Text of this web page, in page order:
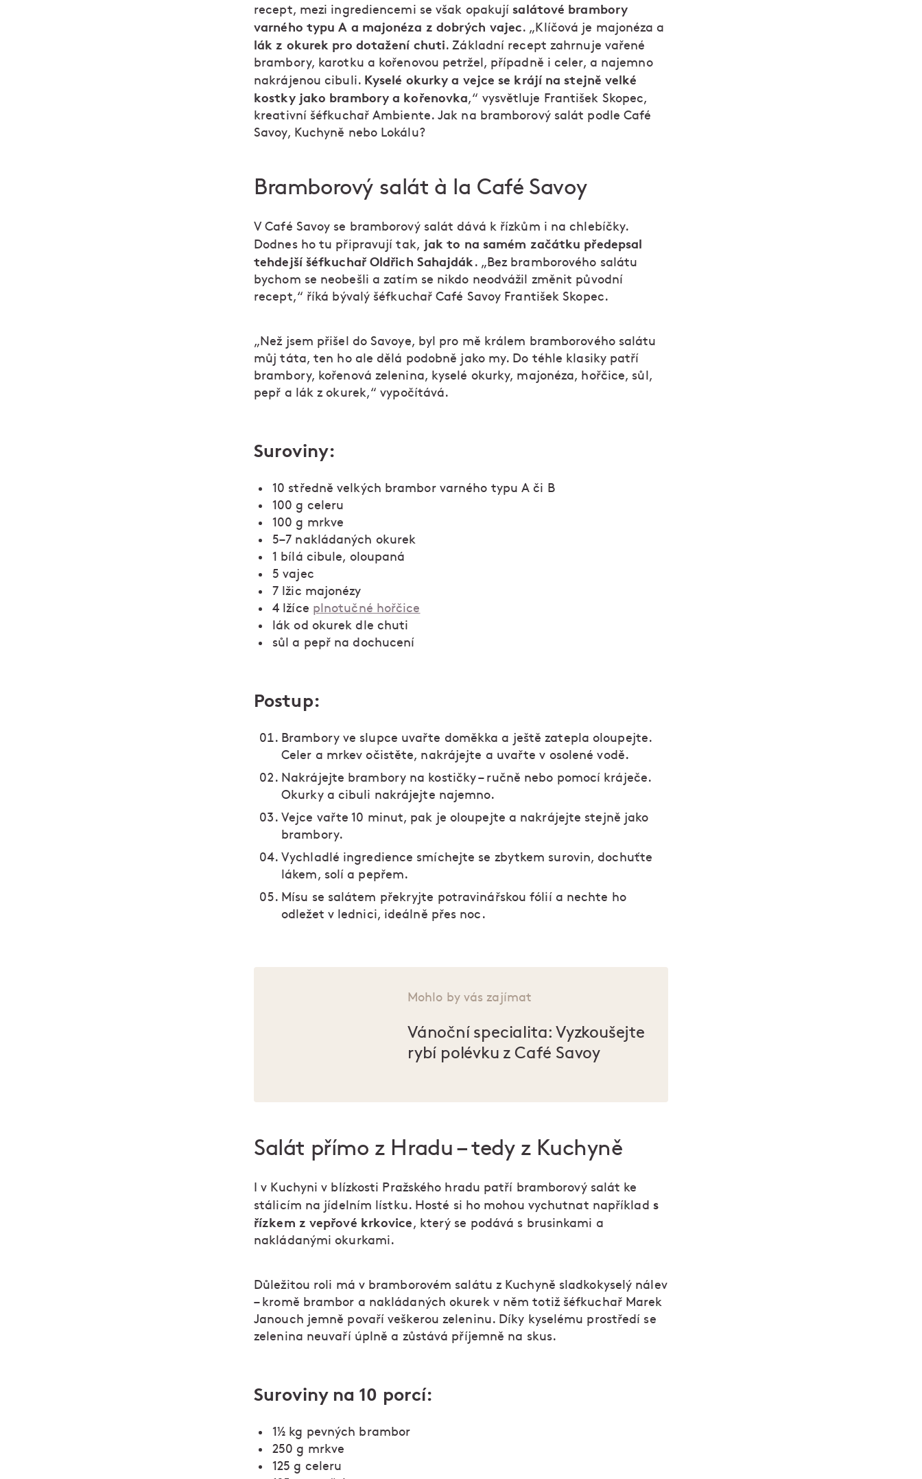
recept, mezi ingrediencemi se však opakujísalátové brambory
varného typu A a majonéza z dobrých vajec. „Klíčová je majonéza a
lák z okurek pro dotažení chuti. Základní recept zahrnuje vařené
brambory, karotku a kořenovou petržel, případně i celer, a najemno
nakrájenou cibuli. Kyselé okurky a vejce se krájí na stejně velké
kostky jako brambory a kořenovka,“ vysvětluje František Skopec,
kreativní šéfkuchař Ambiente. Jak na bramborový salát podle Café
Savoy, Kuchyně nebo Lokálu?
Bramborový salát à la Café Savoy
V Café Savoy se bramborový salát dává k řízkům i na chlebíčky.
Dodnes ho tu připravují tak, jak to na samém začátku předepsal
tehdejší šéfkuchař Oldřich Sahajdák. „Bez bramborového salátu
bychom se neobešli a zatím se nikdo neodvážil změnit původní
recept,“ říká bývalý šéfkuchař Café Savoy František Skopec.
„Než jsem přišel do Savoye, byl pro mě králem bramborového salátu
můj táta, ten ho ale dělá podobně jako my. Do téhle klasiky patří
brambory, kořenová zelenina, kyselé okurky, majonéza, hořčice, sůl,
pepř a lák z okurek,“ vypočítává.
Suroviny:
10 středně velkých brambor varného typu A či B
100 g celeru
100 g mrkve
5–7 nakládaných okurek
1 bílá cibule, oloupaná
5 vajec
7 lžic majonézy
4 lžíce plnotučné hořčice
lák od okurek dle chuti
sůl a pepř na dochucení
Postup:
Brambory ve slupce uvařte doměkka a ještě zatepla oloupejte.
Celer a mrkev očistěte, nakrájejte a uvařte v osolené vodě.
Nakrájejte brambory na kostičky – ručně nebo pomocí kráječe.
Okurky a cibuli nakrájejte najemno.
Vejce vařte 10 minut, pak je oloupejte a nakrájejte stejně jako
brambory.
Vychladlé ingredience smíchejte se zbytkem surovin, dochuťte
lákem, solí a pepřem.
Mísu se salátem překryjte potravinářskou fólií a nechte ho
odležet v lednici, ideálně přes noc.
Mohlo by vás zajímat
Vánoční specialita: Vyzkoušejte
rybí polévku z Café Savoy
Salát přímo z Hradu – tedy z Kuchyně
I v Kuchyni v blízkosti Pražského hradu patří bramborový salát ke
stálicím na jídelním lístku. Hosté si ho mohou vychutnat například s
řízkem z vepřové krkovice , který se podává s brusinkami a
nakládanými okurkami.
Důležitou roli má v bramborovém salátu z Kuchyně sladkokyselý nálev
– kromě brambor a nakládaných okurek v něm totiž šéfkuchař Marek
Janouch jemně povaří veškerou zeleninu. Díky kyselému prostředí se
zelenina neuvaří úplně a zůstává příjemně na skus.
Suroviny na 10 porcí:
1½ kg pevných brambor
250 g mrkve
125 g celeru